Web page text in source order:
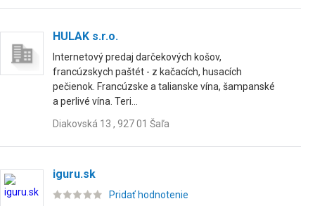
HULAK s.r.o.
Internetový predaj darčekových košov,
francúzskych paštét - z kačacích, husacích
pečienok. Francúzske a talianske vína, šampanské
a perlivé vína. Teri...
Diakovská 13 , 927 01 Šaľa
iguru.sk
Pridať hodnotenie